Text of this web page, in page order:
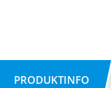
PRODUKTINFO